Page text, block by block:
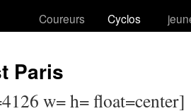
Coureurs
Cyclos
Paris
w= h= float=center]